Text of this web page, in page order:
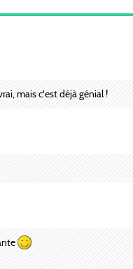
mais c'est déjà génial !